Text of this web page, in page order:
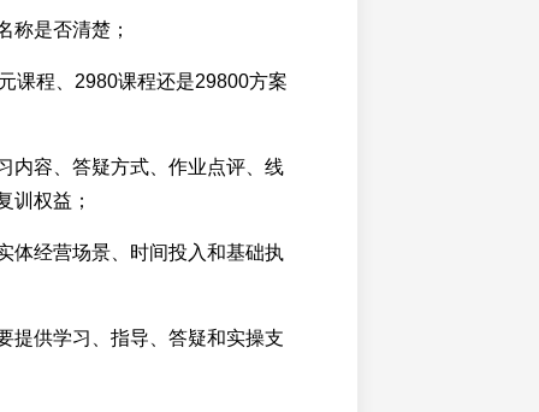
称是否清楚；
课程、2980课程还是29800方案
内容、答疑方式、作业点评、线
训权益；
体经营场景、时间投入和基础执
提供学习、指导、答疑和实操支